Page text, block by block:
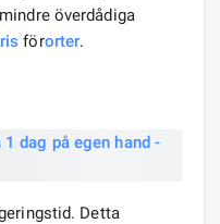
överdådiga
förorter.
Detta